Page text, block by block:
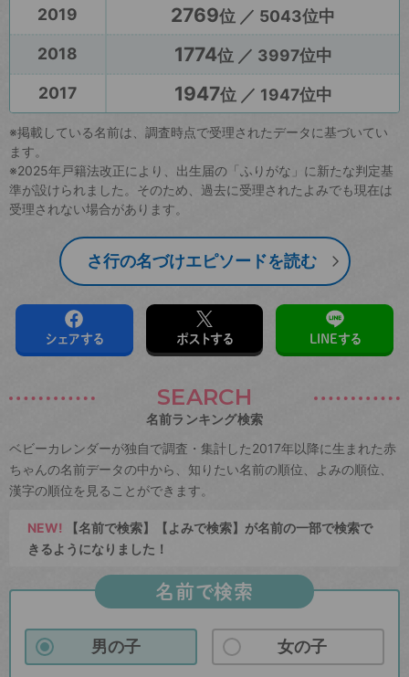
2019
2769位 ／ 5043位中
2018
1774位 ／ 3997位中
2017
1947位 ／ 1947位中
※掲載している名前は、調査時点で受理されたデータに基づいてい
ます。
※2025年戸籍法改正により、出生届の「ふりがな」に新たな判定基
準が設けられました。そのため、過去に受理されたよみでも現在は
受理されない場合があります。
さ行の名づけエピソードを読む
シェアする ポストする LINEする
SEARCH
名前ランキング検索
ベビーカレンダーが独自で調査・集計した2017年以降に生まれた赤
ちゃんの名前データの中から、知りたい名前の順位、よみの順位、
漢字の順位を見ることができます。
NEW! 【名前で検索】【よみで検索】が名前の一部で検索で
きるようになりました！
名前で検索
男の子 女の子